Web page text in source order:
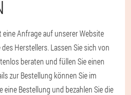
Anfrage auf unserer Website
Herstellers. Lassen Sie sich von
beraten und füllen Sie einen
zur Bestellung können Sie im
eine Bestellung und bezahlen Sie die